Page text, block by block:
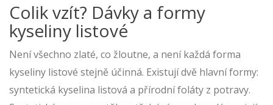
Colik vzít? Dávky a formy
kyseliny listové
Není všechno zlaté, co žloutne, a není každá forma
kyseliny listové stejně účinná. Existují dvě hlavní formy:
syntetická kyselina listová a přírodní foláty z potravy.